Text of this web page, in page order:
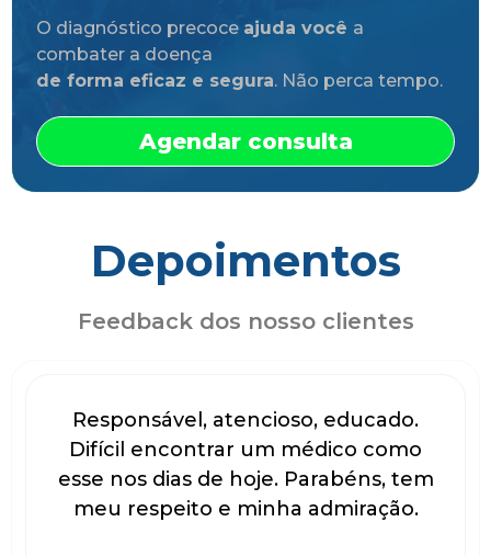
O diagnóstico precoce ajuda você a
combater a doença
de forma eficaz e segura. Não perca tempo.
Agendar consulta
Depoimentos
Feedback dos nosso clientes
Responsável, atencioso, educado.
Difícil encontrar um médico como
esse nos dias de hoje. Parabéns, tem
meu respeito e minha admiração.